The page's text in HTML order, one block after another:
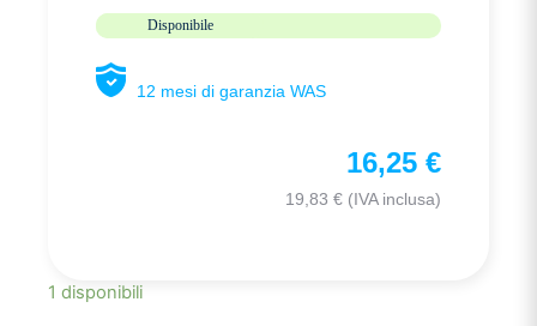
Disponibile
12 mesi di garanzia WAS
16,25 €
19,83 € (IVA inclusa)
1 disponibili